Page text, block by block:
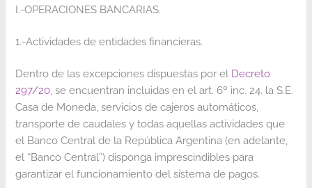
I.-OPERACIONES BANCARIAS.
1.-Actividades de entidades financieras.
Dentro de las excepciones dispuestas por el Decreto
297/20 , se encuentran incluidas en el art. 6º inc. 24. la S.E.
Casa de Moneda, servicios de cajeros automáticos,
transporte de caudales y todas aquellas actividades que
el Banco Central de la República Argentina (en adelante,
el “Banco Central”) disponga imprescindibles para
garantizar el funcionamiento del sistema de pagos.